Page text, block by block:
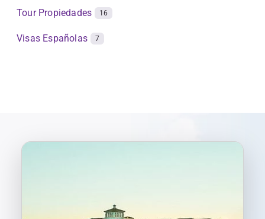
Tour Propiedades 16
Visas Españolas 7